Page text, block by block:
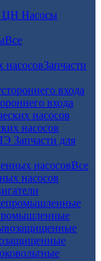
Насосы
Все
Запчасти
входа
насосов
Запчасти для
Все
насосов